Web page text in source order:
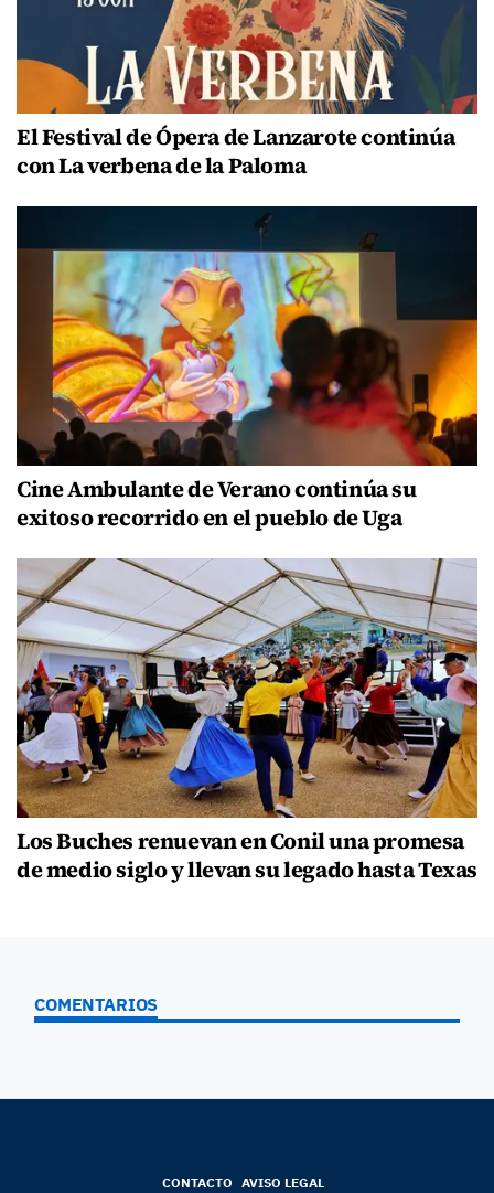
El Festival de Ópera de Lanzarote continúa
con La verbena de la Paloma
Cine Ambulante de Verano continúa su
exitoso recorrido en el pueblo de Uga
Los Buches renuevan en Conil una promesa
de medio siglo y llevan su legado hasta Texas
COMENTARIOS
CONTACTO AVISO LEGAL